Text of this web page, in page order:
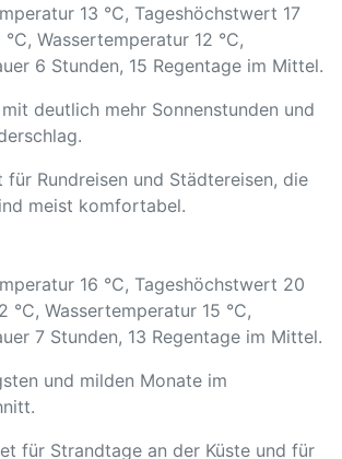
13 °C, Tageshöchstwert 17
Wassertemperatur 12 °C,
6 Stunden, 15 Regentage im Mittel.
deutlich mehr Sonnenstunden und
für Rundreisen und Städtereisen, die
meist komfortabel.
16 °C, Tageshöchstwert 20
°C, Wassertemperatur 15 °C,
7 Stunden, 13 Regentage im Mittel.
und milden Monate im
für Strandtage an der Küste und für